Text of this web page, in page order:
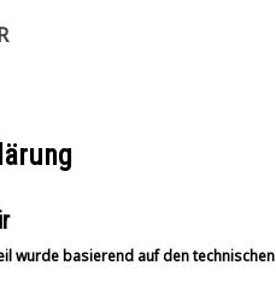
wurde basierend auf den